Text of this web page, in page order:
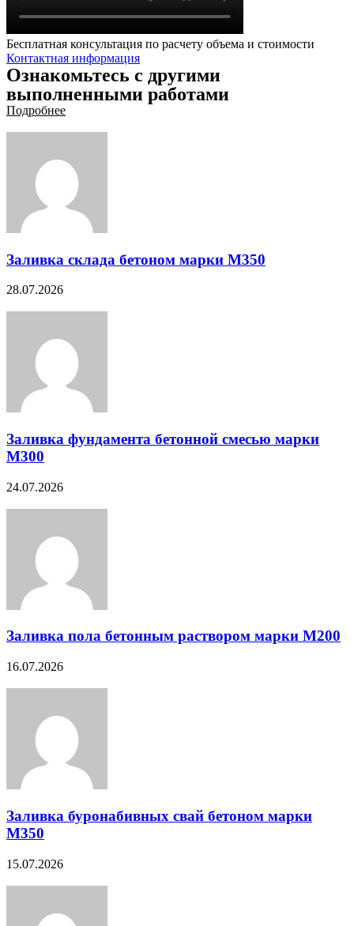
Бесплатная консультация по расчету объема и стоимости
Контактная информация
Ознакомьтесь с другими
выполненными работами
Подробнее
Заливка склада бетоном марки М350
28.07.2026
Заливка фундамента бетонной смесью марки
М300
24.07.2026
Заливка пола бетонным раствором марки М200
16.07.2026
Заливка буронабивных свай бетоном марки
М350
15.07.2026